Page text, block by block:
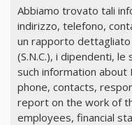
Abbiamo trovato tali
indirizzo, telefono,
un rapporto dettagliato
(S.N.C.), i dipendenti,
such information about
phone, contacts,
report on the work of
employees, financial